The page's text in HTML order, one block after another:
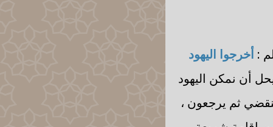
: أخرجوا اليهود
أن نمكن اليهود
ثم يرجعون ،